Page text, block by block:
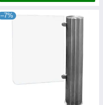
–7%